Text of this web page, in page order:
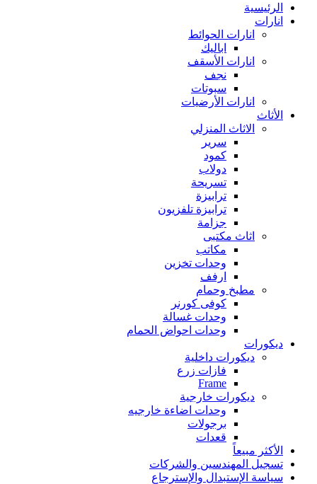
الرئيسية
انارات
انارات الحوائط
اباليك
انارات الأسقف
نجف
سبوتات
انارات الأرضيات
الأثاث
الاثاث المنزلي
سرير
كمود
دولاب
تسريحة
ترابيزة
ترابيزة تلفزيون
جزامة
اثاث مكتبى
مكاتب
وحدات تخزين
ارفف
مطبخ وحمام
كوفى كورنر
وحدات غسالة
وحدات احواض الحمام
ديكورات
ديكورات داخلية
فازات زرع
Frame
ديكورات خارجية
وحدات اضاءة خارجيه
برجولات
قعدات
الأكثر مبيعاً
تسجيل المهندسين والشركات
سياسة الإستبدال والإسترجاع